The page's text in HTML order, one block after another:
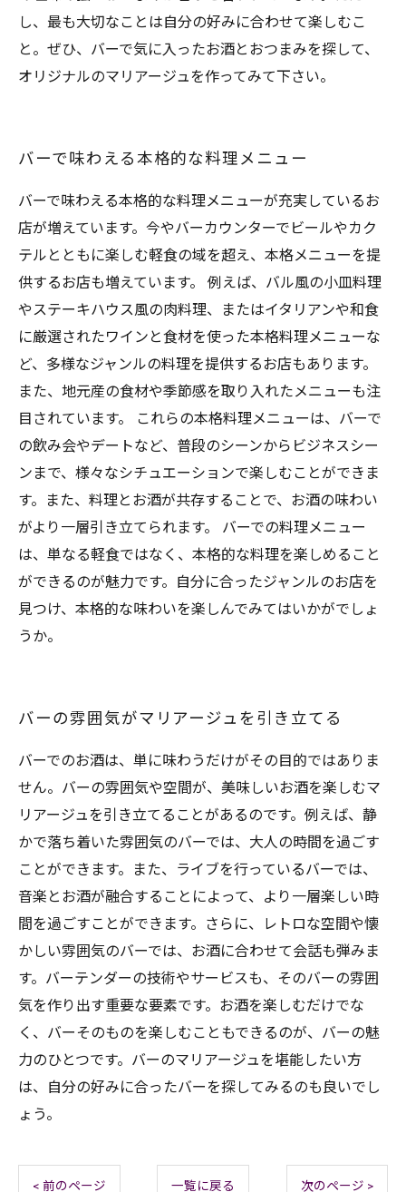
し、最も大切なことは自分の好みに合わせて楽しむこ
と。ぜひ、バーで気に入ったお酒とおつまみを探して、
オリジナルのマリアージュを作ってみて下さい。
バーで味わえる本格的な料理メニュー
バーで味わえる本格的な料理メニューが充実しているお
店が増えています。今やバーカウンターでビールやカク
テルとともに楽しむ軽食の域を超え、本格メニューを提
供するお店も増えています。 例えば、バル風の小皿料理
やステーキハウス風の肉料理、またはイタリアンや和食
に厳選されたワインと食材を使った本格料理メニューな
ど、多様なジャンルの料理を提供するお店もあります。
また、地元産の食材や季節感を取り入れたメニューも注
目されています。 これらの本格料理メニューは、バーで
の飲み会やデートなど、普段のシーンからビジネスシー
ンまで、様々なシチュエーションで楽しむことができま
す。また、料理とお酒が共存することで、お酒の味わい
がより一層引き立てられます。 バーでの料理メニュー
は、単なる軽食ではなく、本格的な料理を楽しめること
ができるのが魅力です。自分に合ったジャンルのお店を
見つけ、本格的な味わいを楽しんでみてはいかがでしょ
うか。
バーの雰囲気がマリアージュを引き立てる
バーでのお酒は、単に味わうだけがその目的ではありま
せん。バーの雰囲気や空間が、美味しいお酒を楽しむマ
リアージュを引き立てることがあるのです。例えば、静
かで落ち着いた雰囲気のバーでは、大人の時間を過ごす
ことができます。また、ライブを行っているバーでは、
音楽とお酒が融合することによって、より一層楽しい時
間を過ごすことができます。さらに、レトロな空間や懐
かしい雰囲気のバーでは、お酒に合わせて会話も弾みま
す。バーテンダーの技術やサービスも、そのバーの雰囲
気を作り出す重要な要素です。お酒を楽しむだけでな
く、バーそのものを楽しむこともできるのが、バーの魅
力のひとつです。バーのマリアージュを堪能したい方
は、自分の好みに合ったバーを探してみるのも良いでし
ょう。
< 前のページ 一覧に戻る 次のページ >